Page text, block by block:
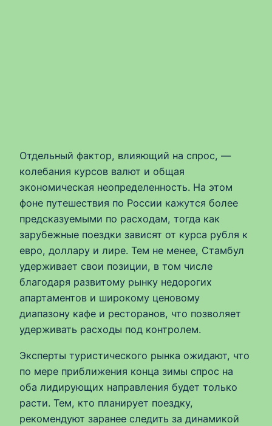
Отдельный фактор, влияющий на спрос, —
колебания курсов валют и общая
экономическая неопределенность. На этом
фоне путешествия по России кажутся более
предсказуемыми по расходам, тогда как
зарубежные поездки зависят от курса рубля к
евро, доллару и лире. Тем не менее, Стамбул
удерживает свои позиции, в том числе
благодаря развитому рынку недорогих
апартаментов и широкому ценовому
диапазону кафе и ресторанов, что позволяет
удерживать расходы под контролем.
Эксперты туристического рынка ожидают, что
по мере приближения конца зимы спрос на
оба лидирующих направления будет только
расти. Тем, кто планирует поездку,
рекомендуют заранее следить за динамикой